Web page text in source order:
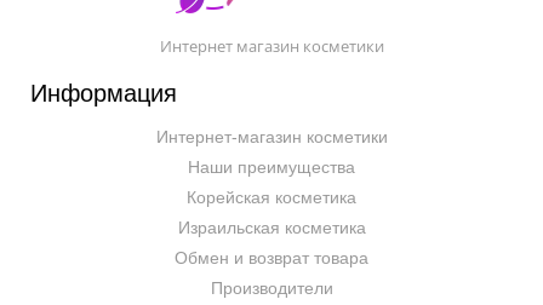
Интернет магазин косметики
Информация
Интернет-магазин косметики
Наши преимущества
Корейская косметика
Израильская косметика
Обмен и возврат товара
Производители